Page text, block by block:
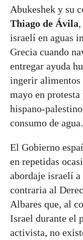
Abukeshek y su
Thiago de Ávila
israelí en aguas
Grecia cuando
entregar ayuda
ingerir alimentos
mayo en protesta
hispano-
consumo de agua.
El Gobierno
en repetidas
abordaje israelí
contraria al
Albares que, al
Israel durante el
activista, no